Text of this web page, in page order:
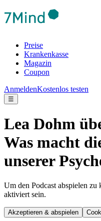
Preise
Krankenkasse
Magazin
Coupon
AnmeldenKostenlos testen
☰
Lea Dohm
Was macht
unserer
Um den Podcast abspielen
aktiviert sein.
Akzeptieren & abspielen